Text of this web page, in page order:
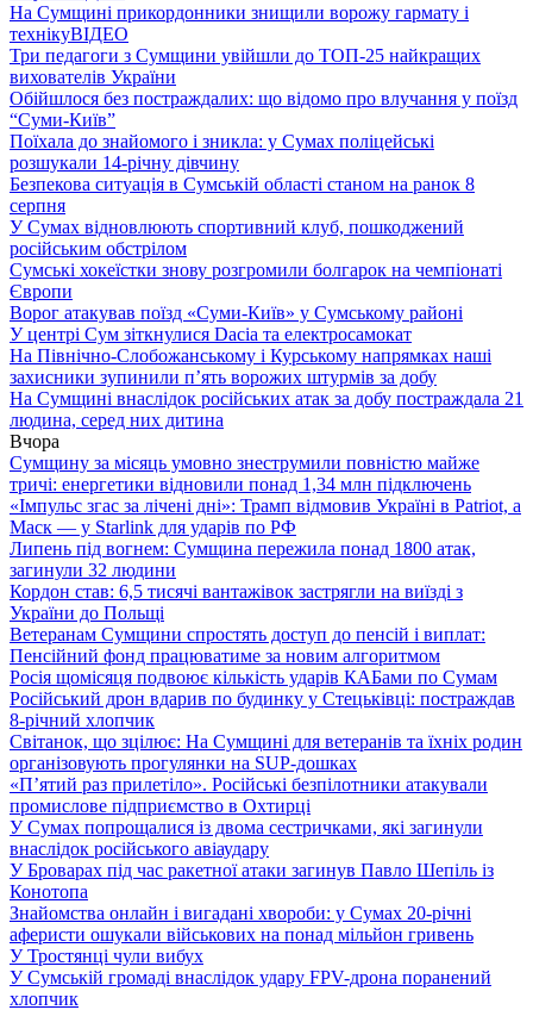
На Сумщині прикордонники знищили ворожу гармату і
технікуВІДЕО
Три педагоги з Сумщини увійшли до ТОП-25 найкращих
вихователів України
Обійшлося без постраждалих: що відомо про влучання у поїзд
“Суми-Київ”
Поїхала до знайомого і зникла: у Сумах поліцейські
розшукали 14-річну дівчину
Безпекова ситуація в Сумській області станом на ранок 8
серпня
У Сумах відновлюють спортивний клуб, пошкоджений
російським обстрілом
Сумські хокеїстки знову розгромили болгарок на чемпіонаті
Європи
Ворог атакував поїзд «Суми-Київ» у Сумському районі
У центрі Сум зіткнулися Dacia та електросамокат
На Північно-Слобожанському і Курському напрямках наші
захисники зупинили п’ять ворожих штурмів за добу
На Сумщині внаслідок російських атак за добу постраждала 21
людина, серед них дитина
Вчора
Сумщину за місяць умовно знеструмили повністю майже
тричі: енергетики відновили понад 1,34 млн підключень
«Імпульс згас за лічені дні»: Трамп відмовив Україні в Patriot, а
Маск — у Starlink для ударів по РФ
Липень під вогнем: Сумщина пережила понад 1800 атак,
загинули 32 людини
Кордон став: 6,5 тисячі вантажівок застрягли на виїзді з
України до Польщі
Ветеранам Сумщини спростять доступ до пенсій і виплат:
Пенсійний фонд працюватиме за новим алгоритмом
Росія щомісяця подвоює кількість ударів КАБами по Сумам
Російський дрон вдарив по будинку у Стецьківці: постраждав
8-річний хлопчик
Світанок, що зцілює: На Сумщині для ветеранів та їхніх родин
організовують прогулянки на SUP-дошках
«П’ятий раз прилетіло». Російські безпілотники атакували
промислове підприємство в Охтирці
У Сумах попрощалися із двома сестричками, які загинули
внаслідок російського авіаудару
У Броварах під час ракетної атаки загинув Павло Шепіль із
Конотопа
Знайомства онлайн і вигадані хвороби: у Сумах 20-річні
аферисти ошукали військових на понад мільйон гривень
У Тростянці чули вибух
У Сумській громаді внаслідок удару FPV-дрона поранений
хлопчик